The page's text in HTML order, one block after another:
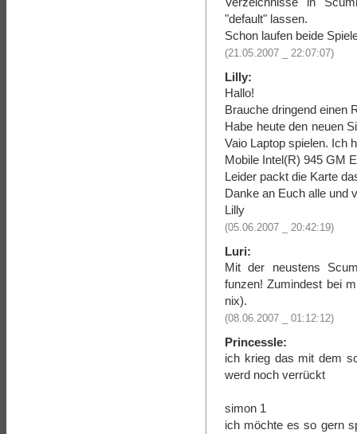
"default" lassen.
Schon laufen beide
(21.05.2007 _ 22:07:07)
Lilly:
Hallo!
Brauche dringend einen
Habe heute den neuen
Vaio Laptop spielen. Ich
Mobile Intel(R) 945 GM
Leider packt die Karte
Danke an Euch alle und
Lilly
(05.06.2007 _ 20:42:19)
Luri:
Mit der neustens
funzen! Zumindest bei
nix).
(08.06.2007 _ 01:12:12)
Princessle:
ich krieg das mit dem
werd noch verrückt
simon 1
ich möchte es so gern